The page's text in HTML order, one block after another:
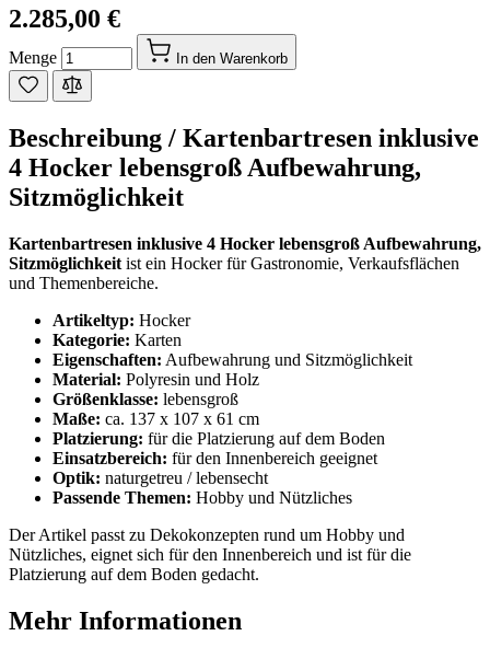
2.285,00 €
Menge In den Warenkorb
Beschreibung / Kartenbartresen inklusive
4 Hocker lebensgroß Aufbewahrung,
Sitzmöglichkeit
Kartenbartresen inklusive 4 Hocker lebensgroß Aufbewahrung,
Sitzmöglichkeit ist ein Hocker für Gastronomie, Verkaufsflächen
und Themenbereiche.
Artikeltyp: Hocker
Kategorie: Karten
Eigenschaften: Aufbewahrung und Sitzmöglichkeit
Material: Polyresin und Holz
Größenklasse: lebensgroß
Maße: ca. 137 x 107 x 61 cm
Platzierung: für die Platzierung auf dem Boden
Einsatzbereich: für den Innenbereich geeignet
Optik: naturgetreu / lebensecht
Passende Themen: Hobby und Nützliches
Der Artikel passt zu Dekokonzepten rund um Hobby und
Nützliches, eignet sich für den Innenbereich und ist für die
Platzierung auf dem Boden gedacht.
Mehr Informationen